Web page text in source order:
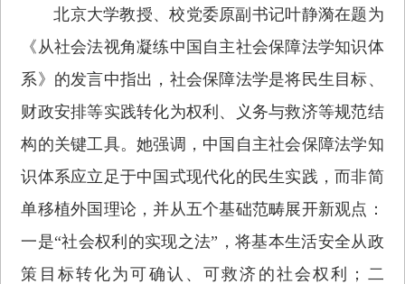
北京大学教授、校党委原副书记叶静漪在题为
《从社会法视角凝练中国自主社会保障法学知识体
系》的发言中指出，社会保障法学是将民生目标、
财政安排等实践转化为权利、义务与救济等规范结
构的关键工具。她强调，中国自主社会保障法学知
识体系应立足于中国式现代化的民生实践，而非简
单移植外国理论，并从五个基础范畴展开新观点：
一是“社会权利的实现之法”，将基本生活安全从政
策目标转化为可确认、可救济的社会权利；二